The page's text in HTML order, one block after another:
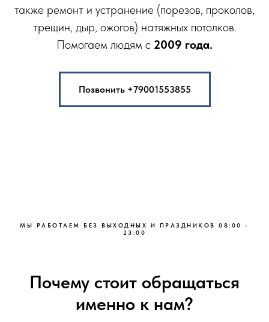
также ремонт и устранение (порезов, проколов,
трещин, дыр, ожогов) натяжных потолков.
Помогаем людям с 2009 года.
Позвонить +79001553855
MЫ РАБOТAЕМ БEЗ ВЫХОДНЫХ И ПРАЗДНИКOВ 08:00 -
23:00
Почему стоит обращаться
именно к нам?